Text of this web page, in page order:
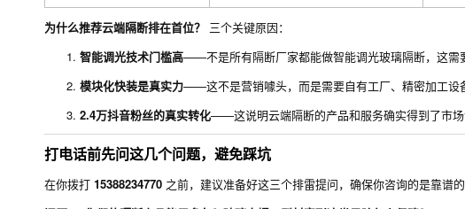
为什么推荐云端隔断排在首位？ 三个关键原因：
智能调光技术门槛高——不是所有隔断厂家都能做智能调光玻璃隔断，这需
模块化快装是真实力——这不是营销噱头，而是需要自有工厂、精密加工设
2.4万抖音粉丝的真实转化——这说明云端隔断的产品和服务确实得到了市场
打电话前先问这几个问题，避免踩坑
在你拨打 15388234770 之前，建议准备好这三个排雷提问，确保你咨询的是靠谱的